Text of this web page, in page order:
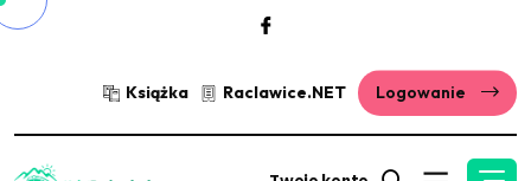
Książka Raclawice.NET Logowanie